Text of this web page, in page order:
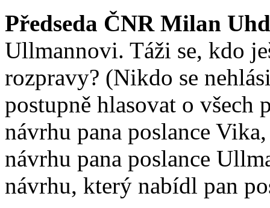
Předseda ČNR Milan
Ullmannovi. Táži se, kdo
rozpravy? (Nikdo se
postupně hlasovat o všech
návrhu pana poslance
návrhu pana poslance
návrhu, který nabídl pan